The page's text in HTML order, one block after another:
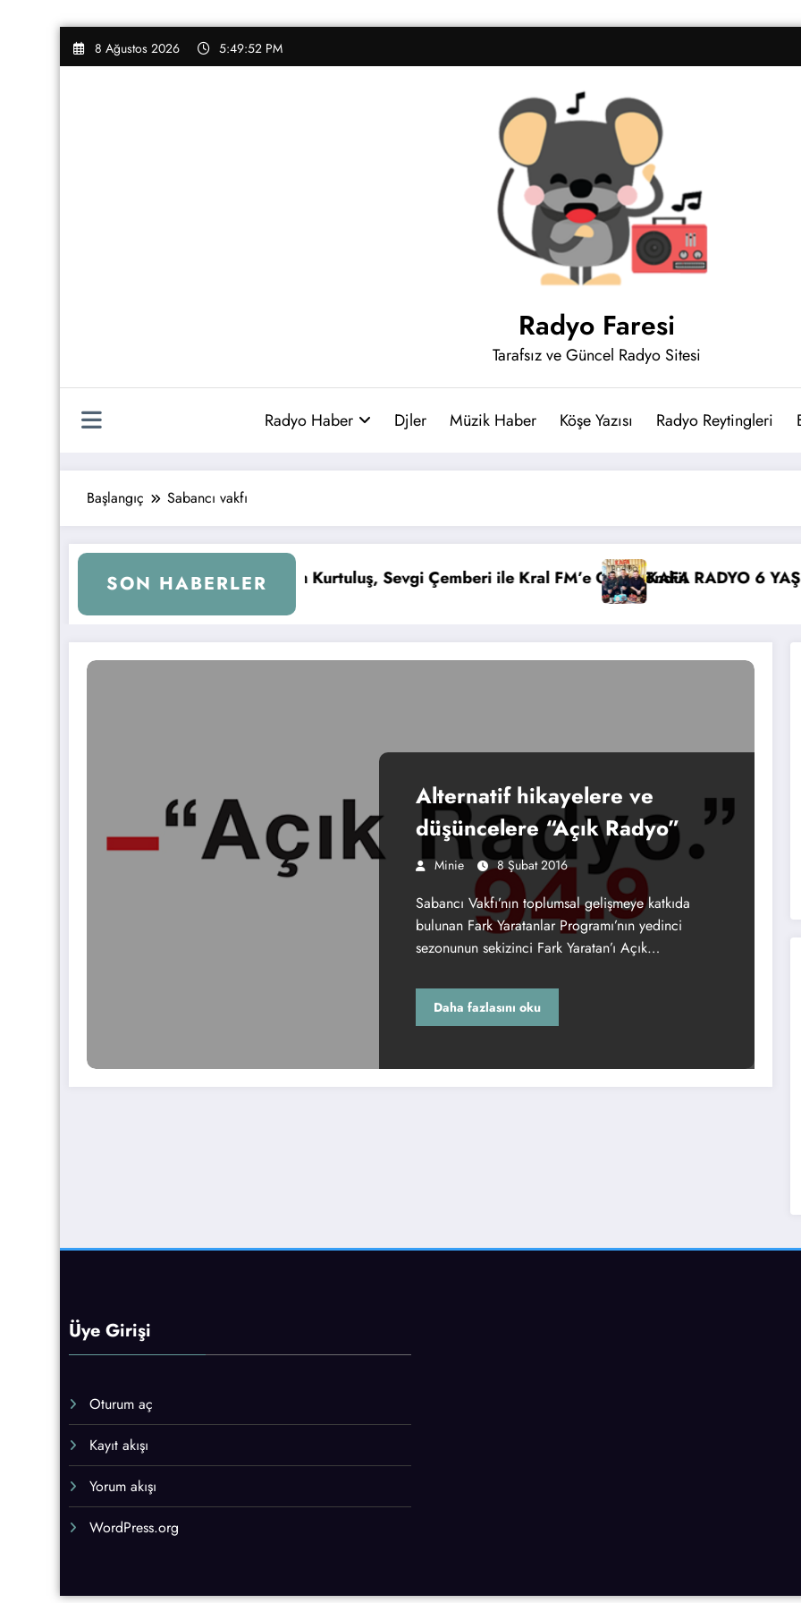
İçeriğe
atla
8 Ağustos 2026 5:49:52 PM
Radyo Faresi
Tarafsız ve Güncel Radyo Sitesi
Radyo Haber Djler Müzik Haber Köşe Yazısı Radyo Reytingleri
Başlangıç Sabancı vakfı
SON HABERLER
Melih Kurtuluş, Sevgi Çemberi ile Kral FM’e Geri Döndü!KAFA RADYO 6 YAŞINDA! İBB
Alternatif hikayelere ve
düşüncelere “Açık Radyo”
Minie 8 Şubat 2016
Sabancı Vakfı’nın toplumsal gelişmeye katkıda
bulunan Fark Yaratanlar Programı’nın yedinci
sezonunun sekizinci Fark Yaratan’ı Açık…
Daha fazlasını oku
Üye Girişi
Oturum aç
Kayıt akışı
Yorum akışı
WordPress.org